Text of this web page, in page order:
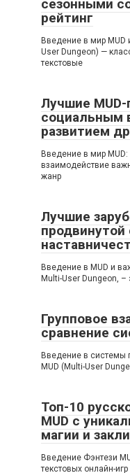
сезонными
рейтинг
Введение в мир MUD
User Dungeon) —
текстовые
Лучшие
социальным
развитием
Введение в мир
взаимодействие
жанр
Лучшие
продвинутой
Введение в MUD и
Multi-User Dungeon, –
Групповое
сравнение
Введение в системы
MUD (Multi-User
Топ-10
MUD с
магии и
Введение Фэнтези
текстовых онлайн-